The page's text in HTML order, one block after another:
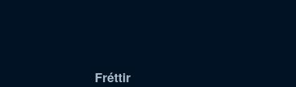
Fréttir